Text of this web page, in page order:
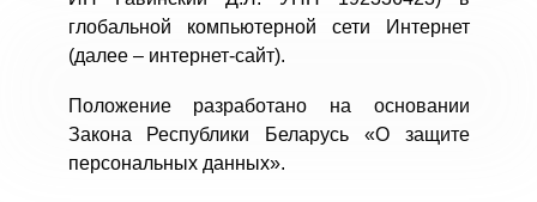
глобальной компьютерной сети Интернет
(далее – интернет-сайт).
Положение разработано на основании
Закона Республики Беларусь «О защите
персональных данных».